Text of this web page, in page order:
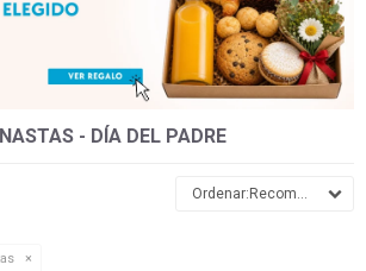
- DÍA DEL PADRE
Recomendados